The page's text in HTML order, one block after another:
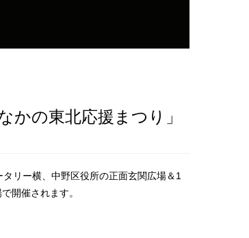
かの東北応援まつり」
リー横、中野区役所の正面玄関広場＆1
開催されます。